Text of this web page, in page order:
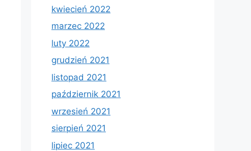
kwiecień 2022
marzec 2022
luty 2022
grudzień 2021
listopad 2021
październik 2021
wrzesień 2021
sierpień 2021
lipiec 2021